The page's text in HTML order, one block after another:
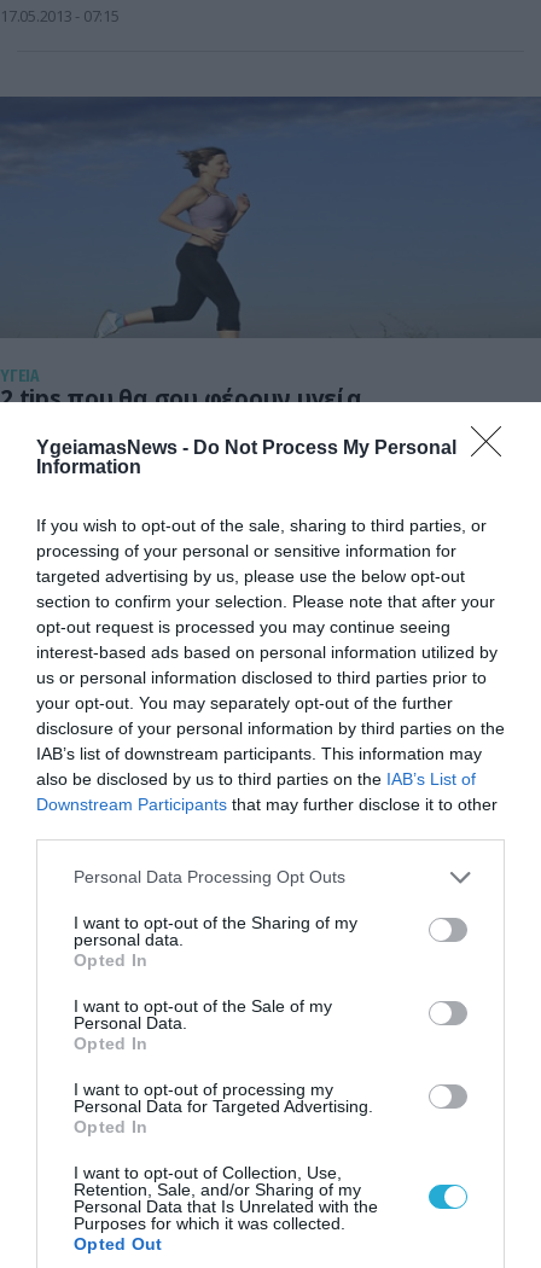
YgeiamasNews - Do Not Process My Personal
Information
If you wish to opt-out of the sale, sharing to third parties, or
processing of your personal or sensitive information for
targeted advertising by us, please use the below opt-out
section to confirm your selection. Please note that after your
opt-out request is processed you may continue seeing
interest-based ads based on personal information utilized by
us or personal information disclosed to third parties prior to
your opt-out. You may separately opt-out of the further
disclosure of your personal information by third parties on the
IAB’s list of downstream participants. This information may
also be disclosed by us to third parties on the IAB’s List of
Downstream Participants that may further disclose it to other
Please note that this website/app uses one or more Google
not limited to your visit or usage behaviour. You may click to
grant or deny consent to Google and its third-party tags to
use your data for below specified purposes in below Google
consent section.
Personal Data Processing Opt Outs
I want to opt-out of the Sharing of my
personal data.
Opted In
I want to opt-out of the Sale of my
Personal Data.
Opted In
I want to opt-out of processing my
Personal Data for Targeted Advertising.
Opted In
I want to opt-out of Collection, Use,
Retention, Sale, and/or Sharing of my
Personal Data that Is Unrelated with the
Purposes for which it was collected.
Opted Out
ανδρών. Νοτιοκορέατες επιστήμονες διαπίστωσαν ότι οι
17.05.2013 07:15
ΥΓΕΙΑ
2 tips που θα σου φέρουν υγεία
Συστηματική άσκηση, καλύτερη διατροφή, λιγότερο άγχος,
περισσότερος ύπνος… είναι μερικές χρήσιμες συμβουλές για
καλύτερα health tips είναι εδώ. Είναι εύκολα, ακολούθησέ τα.
Αλλα βάλε πρόγραμμα! 1. Γύμνασε την καρδιά σου Η καρδιά
ανταποκρίνεται στις ασκήσεις, με τον ίδιο τρόπο που το
κάνουν και οι μυς. […]
05.06.2012 14:03
Το κάπνισμα βλάπτει σοβαρά το σεξ
Με αφορμή την παγκόσμια ημέρα κατά του καπνίσματος, το
Σεξουαλικής και Αναπαραγωγικής Υγείας, προειδοποιούν: Το
κάπνισμα ευθύνεται σε μεγάλο ποσοστό για τα προβλήματα
και κατέδειξε με σαφήνεια τον συσχετισμό ανάμεσα στο
κάπνισμα και τα προβλήματα στύσης, μέχρι σήμερα, […]